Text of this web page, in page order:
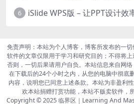
6
免责声明：本站为个人博客，博客所发布的一
软件的文章仅限用于学习和研究目的；不得将
否则，一切后果请用户自负。本站信息来自网
在下载后的24个小时之内，从您的电脑中彻底
内容，说明您已同意上述条款。本站为非盈利
欢本站捐赠打赏功能，本站不贩卖软件，
Copyright © 2025临界区｜Learning And